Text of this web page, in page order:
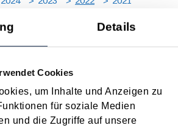
Details
Cookies
um Inhalte und Anzeigen zu
für soziale Medien
und die Zugriffe auf unsere
JUN
2022
ist die COVID-19-Krise noch nicht